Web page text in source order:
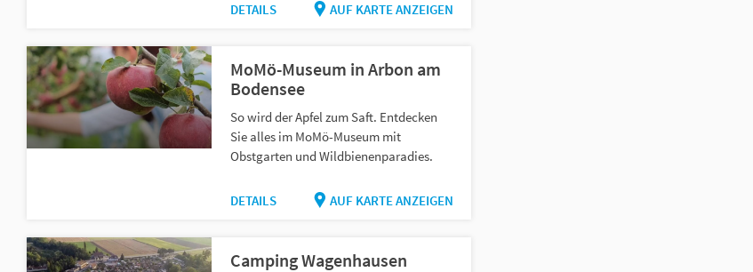
DETAILS AUF KARTE ANZEIGEN
MoMö-Museum in Arbon am
Bodensee
So wird der Apfel zum Saft. Entdecken
Sie alles im MoMö-Museum mit
Obstgarten und Wildbienenparadies.
DETAILS AUF KARTE ANZEIGEN
Camping Wagenhausen